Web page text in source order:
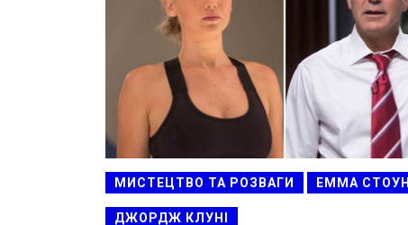
МИСТЕЦТВО ТА РОЗВАГИ ЕММА СТОУН
ДЖОРДЖ КЛУНІ